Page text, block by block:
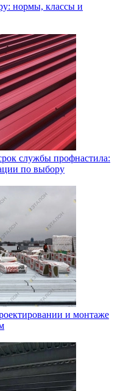
нормы, классы и
службы профнастила:
по выбору
и монтаже